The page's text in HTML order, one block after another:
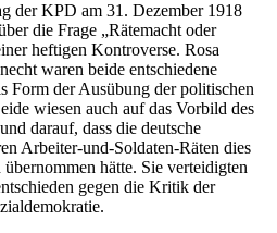
der KPD am 31. Dezember 1918
die Frage „Rätemacht oder
heftigen Kontroverse. Rosa
waren beide entschiedene
Form der Ausübung der politischen
wiesen auch auf das Vorbild des
darauf, dass die deutsche
Arbeiter-und-Soldaten-Räten dies
hätte. Sie verteidigten
gegen die Kritik der